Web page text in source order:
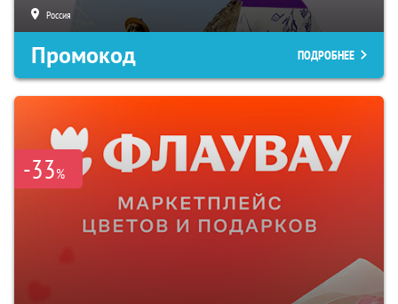
Россия
Промокод ПОДРОБНЕЕ
-33%